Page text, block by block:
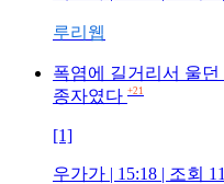
루리웹
폭염에 길거리서 울
종자였다 +21
[1]
우가가 | 15:18 | 조회